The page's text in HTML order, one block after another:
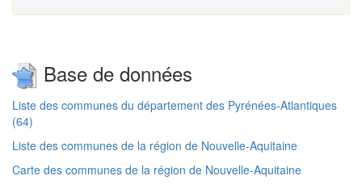
Base de données
Liste des communes du département des Pyrénées-Atlantiques
(64)
Liste des communes de la région de Nouvelle-Aquitaine
Carte des communes de la région de Nouvelle-Aquitaine